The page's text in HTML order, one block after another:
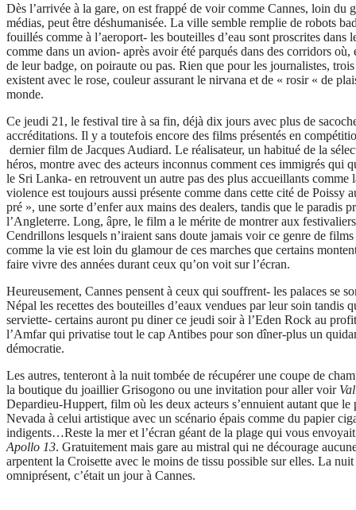
Dès l’arrivée à la gare, on est frappé de voir comme Cannes, loin du
médias, peut être déshumanisée. La ville semble remplie de robots
fouillés comme à l’aeroport- les bouteilles d’eau sont proscrites dans
comme dans un avion- après avoir été parqués dans des corridors
de leur badge, on poiraute ou pas. Rien que pour les journalistes,
existent avec le rose, couleur assurant le nirvana et de « rosir « de
monde.
Ce jeudi 21, le festival tire à sa fin, déjà dix jours avec plus de
accréditations. Il y a toutefois encore des films présentés en
dernier film de Jacques Audiard. Le réalisateur, un habitué de la
héros, montre avec des acteurs inconnus comment ces immigrés qui
le Sri Lanka- en retrouvent un autre pas des plus accueillants comme
violence est toujours aussi présente comme dans cette cité de Poissy
pré », une sorte d’enfer aux mains des dealers, tandis que le paradis
l’Angleterre. Long, âpre, le film a le mérite de montrer aux
Cendrillons lesquels n’iraient sans doute jamais voir ce genre de
comme la vie est loin du glamour de ces marches que certains
faire vivre des années durant ceux qu’on voit sur l’écran.
Heureusement, Cannes pensent à ceux qui souffrent- les palaces se
Népal les recettes des bouteilles d’eaux vendues par leur soin tandis
serviette- certains auront pu diner ce jeudi soir à l’Eden Rock au
l’Amfar qui privatise tout le cap Antibes pour son dîner-plus un
démocratie.
Les autres, tenteront à la nuit tombée de récupérer une coupe de
la boutique du joaillier Grisogono ou une invitation pour aller voir
Depardieu-Huppert, film où les deux acteurs s’ennuient autant que
Nevada à celui artistique avec un scénario épais comme du papier
indigents…Reste la mer et l’écran géant de la plage qui vous
Apollo 13. Gratuitement mais gare au mistral qui ne décourage
arpentent la Croisette avec le moins de tissu possible sur elles. La nuit
omniprésent, c’était un jour à Cannes.